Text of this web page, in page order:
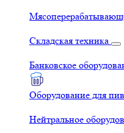
Складская техника
Банковское
Оборудование для
Нейтральное